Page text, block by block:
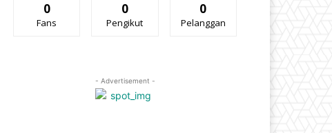
0
Fans
0
Pengikut
0
Pelanggan
- Advertisement -